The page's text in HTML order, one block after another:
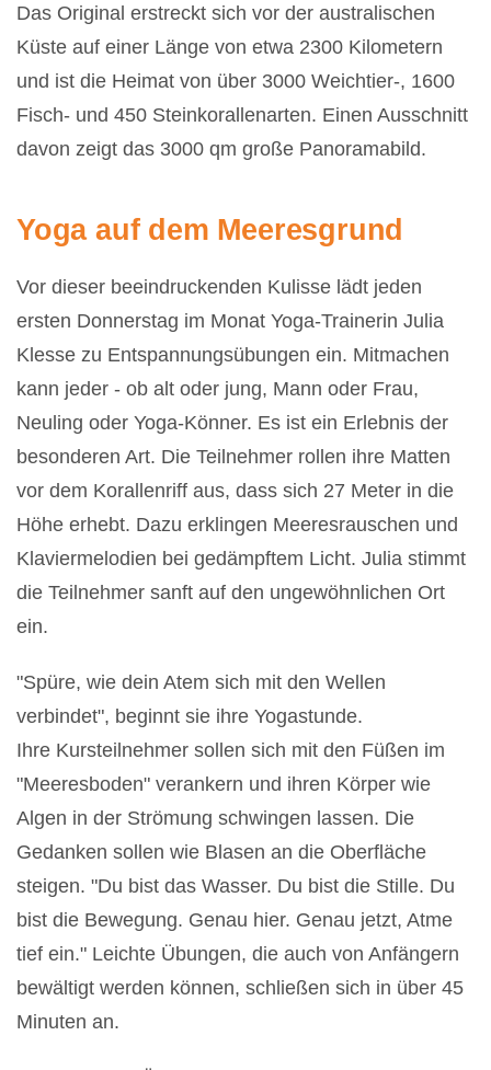
Das Original erstreckt sich vor der australischen
Küste auf einer Länge von etwa 2300 Kilometern
und ist die Heimat von über 3000 Weichtier-, 1600
Fisch- und 450 Steinkorallenarten. Einen Ausschnitt
davon zeigt das 3000 qm große Panoramabild.
Yoga auf dem Meeresgrund
Vor dieser beeindruckenden Kulisse lädt jeden
ersten Donnerstag im Monat Yoga-Trainerin Julia
Klesse zu Entspannungsübungen ein. Mitmachen
kann jeder - ob alt oder jung, Mann oder Frau,
Neuling oder Yoga-Könner. Es ist ein Erlebnis der
besonderen Art. Die Teilnehmer rollen ihre Matten
vor dem Korallenriff aus, dass sich 27 Meter in die
Höhe erhebt. Dazu erklingen Meeresrauschen und
Klaviermelodien bei gedämpftem Licht. Julia stimmt
die Teilnehmer sanft auf den ungewöhnlichen Ort
ein.
"Spüre, wie dein Atem sich mit den Wellen
verbindet", beginnt sie ihre Yogastunde.
Ihre Kursteilnehmer sollen sich mit den Füßen im
"Meeresboden" verankern und ihren Körper wie
Algen in der Strömung schwingen lassen. Die
Gedanken sollen wie Blasen an die Oberfläche
steigen. "Du bist das Wasser. Du bist die Stille. Du
bist die Bewegung. Genau hier. Genau jetzt, Atme
tief ein." Leichte Übungen, die auch von Anfängern
bewältigt werden können, schließen sich in über 45
Minuten an.